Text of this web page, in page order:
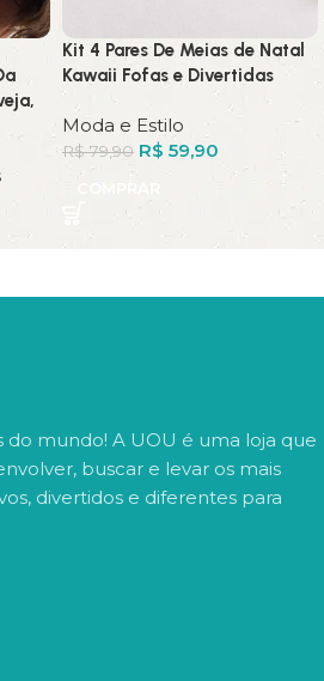
Kit 4 Pares De Meias de Natal
Kawaii Fofas e Divertidas
Moda e Estilo
R$79,90 R$ 59,90
COMPRAR
do mundo! A UOU é uma loja que
buscar e levar os mais
divertidos e diferentes para